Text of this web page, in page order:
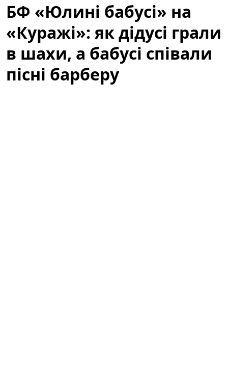
БФ «Юлині бабусі» на
«Куражі»: як дідусі грали
в шахи, а бабусі співали
пісні барберу